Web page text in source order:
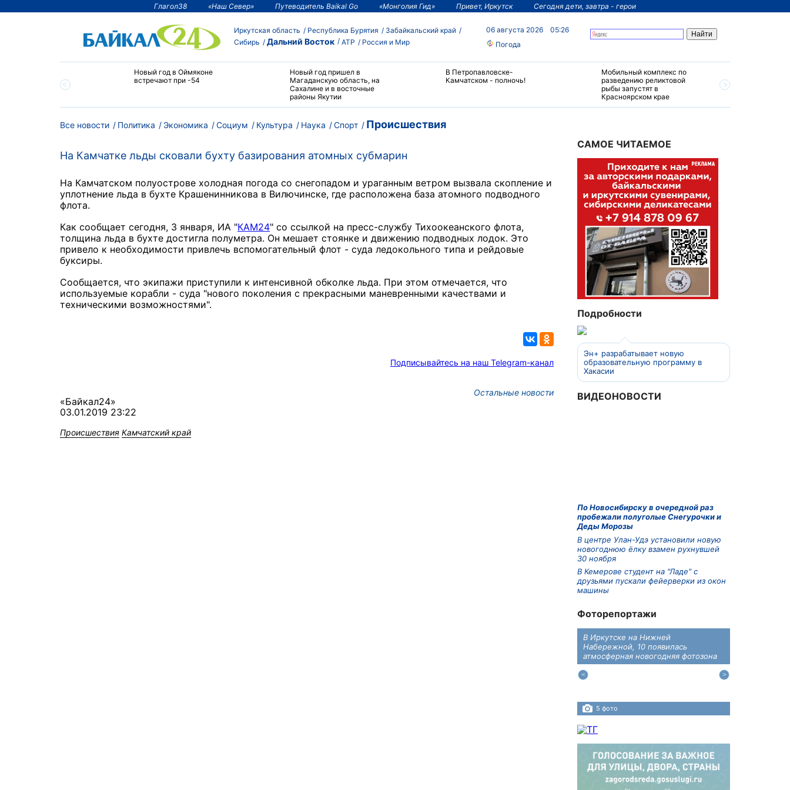
Глагол38 «Наш Север» Путеводитель Baikal Go «Монголия Гид» Привет, Иркутск Сегодня дети, завтра - герои
Иркутская область Республика Бурятия
Забайкальский край
Сибирь
Дальний Восток АТР Россия и Мир
06 августа 2026
05:26
Погода
Новый год в Оймяконе
встречают при -54
Новый год пришел в
Магаданскую область, на
Сахалине и в восточные
районы Якутии
В Петропавловске-
Камчатском - полночь!
Мобильный комплекс по
разведению реликтовой
рыбы запустят в
Красноярском крае
Все новости Политика Экономика Социум Культура Наука Спорт Происшествия
На Камчатке льды сковали бухту базирования атомных субмарин
На Камчатском полуострове холодная погода со снегопадом и ураганным ветром вызвала скопление и
уплотнение льда в бухте Крашенинникова в Вилючинске, где расположена база атомного подводного
флота.
Как сообщает сегодня, 3 января, ИА "КАМ24" со ссылкой на пресс-службу Тихоокеанского флота,
толщина льда в бухте достигла полуметра. Он мешает стоянке и движению подводных лодок. Это
привело к необходимости привлечь вспомогательный флот - суда ледокольного типа и рейдовые
буксиры.
Сообщается, что экипажи приступили к интенсивной обколке льда. При этом отмечается, что
используемые корабли - суда "нового поколения с прекрасными маневренными качествами и
техническими возможностями".
Подписывайтесь на наш Telegram-канал
Остальные новости
«Байкал24»
03.01.2019 23:22
Происшествия Камчатский край
САМОЕ ЧИТАЕМОЕ
Подробности
Эн+ разрабатывает новую
образовательную программу в
Хакасии
ВИДЕОНОВОСТИ
По Новосибирску в очередной раз
пробежали полуголые Снегурочки и
Деды Морозы
В центре Улан-Удэ установили новую
новогоднюю ёлку взамен рухнувшей
30 ноября
В Кемерове студент на "Ладе" с
друзьями пускали фейерверки из окон
машины
Фоторепортажи
В Иркутске на Нижней
Набережной, 10 появилась
атмосферная новогодняя фотозона
5 фото